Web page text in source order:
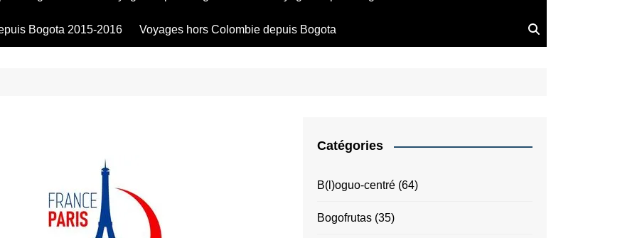
Bogota 2015-2016 Voyages hors Colombie depuis Bogota
Catégories
B(l)oguo-centré(64)
Bogofrutas(35)